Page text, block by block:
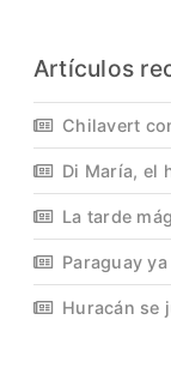
Artículos
Chilavert
Di María, el
La tarde
Paraguay
Huracán se